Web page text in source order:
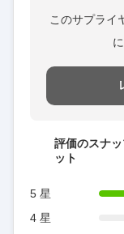
このサプライ
評価のスナッ
ット
5 星
4 星